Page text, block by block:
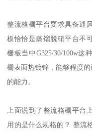
整流格栅平台要求具备通
板恰恰是蒸馏脱硝平台不
栅板当中G325/30/100w这
栅表面热镀锌，能够程度
的能力。
上面说到了整流格栅平台
用的是什么规格的？ 整流